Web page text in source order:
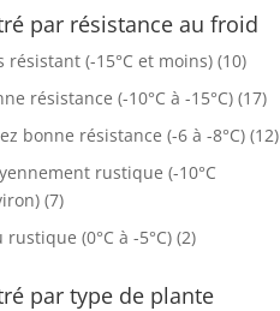
par résistance au froid
résistant (-15°C et moins) (10)
résistance (-10°C à -15°C) (17)
bonne résistance (-6 à -8°C) (12)
rustique (-10°C
(7)
rustique (0°C à -5°C) (2)
par type de plante